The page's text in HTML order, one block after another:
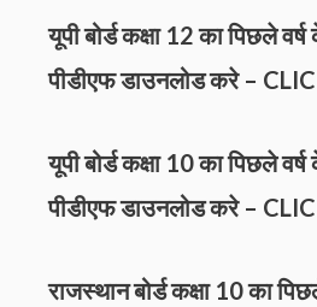
यूपी बोर्ड कक्षा 12 का पिछले
पीडीएफ डाउनलोड करे –
यूपी बोर्ड कक्षा 10 का पिछले
पीडीएफ डाउनलोड करे –
राजस्थान बोर्ड कक्षा 10 का